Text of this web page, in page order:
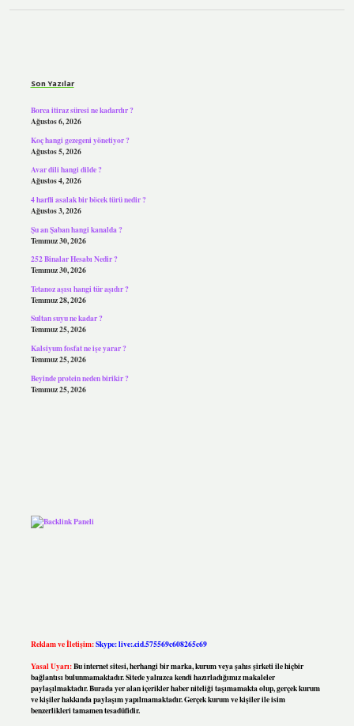
Son Yazılar
Borca itiraz süresi ne kadardır ?
Ağustos 6, 2026
Koç hangi gezegeni yönetiyor ?
Ağustos 5, 2026
Avar dili hangi dilde ?
Ağustos 4, 2026
4 harfli asalak bir böcek türü nedir ?
Ağustos 3, 2026
Şu an Şaban hangi kanalda ?
Temmuz 30, 2026
252 Binalar Hesabı Nedir ?
Temmuz 30, 2026
Tetanoz aşısı hangi tür aşıdır ?
Temmuz 28, 2026
Sultan suyu ne kadar ?
Temmuz 25, 2026
Kalsiyum fosfat ne işe yarar ?
Temmuz 25, 2026
Beyinde protein neden birikir ?
Temmuz 25, 2026
Reklam ve İletişim:Skype: live:.cid.575569c608265c69
Yasal Uyarı:Bu internet sitesi, herhangi bir marka, kurum veya şahıs şirketi ile hiçbir
bağlantısı bulunmamaktadır. Sitede yalnızca kendi hazırladığımız makaleler
paylaşılmaktadır. Burada yer alan içerikler haber niteliği taşımamakta olup, gerçek kurum
ve kişiler hakkında paylaşım yapılmamaktadır. Gerçek kurum ve kişiler ile isim
benzerlikleri tamamen tesadüfidir.